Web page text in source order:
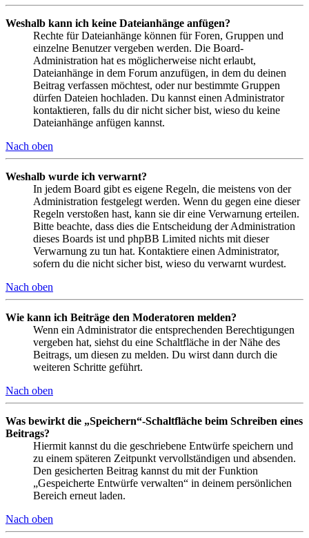
Weshalb kann ich keine Dateianhänge anfügen?
Rechte für Dateianhänge können für Foren, Gruppen und
einzelne Benutzer vergeben werden. Die Board-
Administration hat es möglicherweise nicht erlaubt,
Dateianhänge in dem Forum anzufügen, in dem du deinen
Beitrag verfassen möchtest, oder nur bestimmte Gruppen
dürfen Dateien hochladen. Du kannst einen Administrator
kontaktieren, falls du dir nicht sicher bist, wieso du keine
Dateianhänge anfügen kannst.
Nach oben
Weshalb wurde ich verwarnt?
In jedem Board gibt es eigene Regeln, die meistens von der
Administration festgelegt werden. Wenn du gegen eine dieser
Regeln verstoßen hast, kann sie dir eine Verwarnung erteilen.
Bitte beachte, dass dies die Entscheidung der Administration
dieses Boards ist und phpBB Limited nichts mit dieser
Verwarnung zu tun hat. Kontaktiere einen Administrator,
sofern du die nicht sicher bist, wieso du verwarnt wurdest.
Nach oben
Wie kann ich Beiträge den Moderatoren melden?
Wenn ein Administrator die entsprechenden Berechtigungen
vergeben hat, siehst du eine Schaltfläche in der Nähe des
Beitrags, um diesen zu melden. Du wirst dann durch die
weiteren Schritte geführt.
Nach oben
Was bewirkt die „Speichern“-Schaltfläche beim Schreiben eines
Beitrags?
Hiermit kannst du die geschriebene Entwürfe speichern und
zu einem späteren Zeitpunkt vervollständigen und absenden.
Den gesicherten Beitrag kannst du mit der Funktion
„Gespeicherte Entwürfe verwalten“ in deinem persönlichen
Bereich erneut laden.
Nach oben